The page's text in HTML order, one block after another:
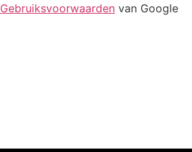
Gebruiksvoorwaarden van Google